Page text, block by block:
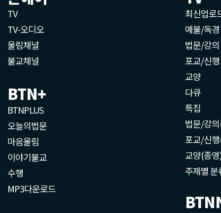
TV
TV-오디오
울림채널
불교채널
BTN+
BTNPLUS
오늘의법문
마음울림
이야기불교
수행
MP3다운로드
최신업로
예불/독경
법문/강의
포교/신행
교양
다큐
특집
법문/강
포교/신
교양(종
주제별 분